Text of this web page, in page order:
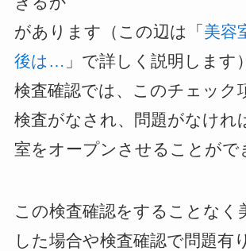
があります（この辺は「 美容
後は… 」で詳しく説明します
検査確認では、このチェック
検査がなされ、問題がなけれ
室をオープンさせることがで
この検査確認をすることなく
した場合や検査確認で問題有